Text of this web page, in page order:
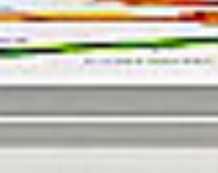
Rozwiązania dla poligrafii